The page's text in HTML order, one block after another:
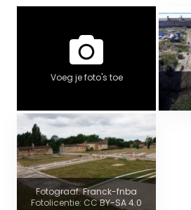
Voeg je foto's toe
Fotograaf: Franck-fnba
Fotolicentie: CC BY-SA 4.0